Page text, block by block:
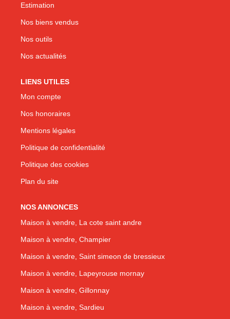
Estimation
Nos biens vendus
Nos outils
Nos actualités
LIENS UTILES
Mon compte
Nos honoraires
Mentions légales
Politique de confidentialité
Politique des cookies
Plan du site
NOS ANNONCES
Maison à vendre, La cote saint andre
Maison à vendre, Champier
Maison à vendre, Saint simeon de bressieux
Maison à vendre, Lapeyrouse mornay
Maison à vendre, Gillonnay
Maison à vendre, Sardieu